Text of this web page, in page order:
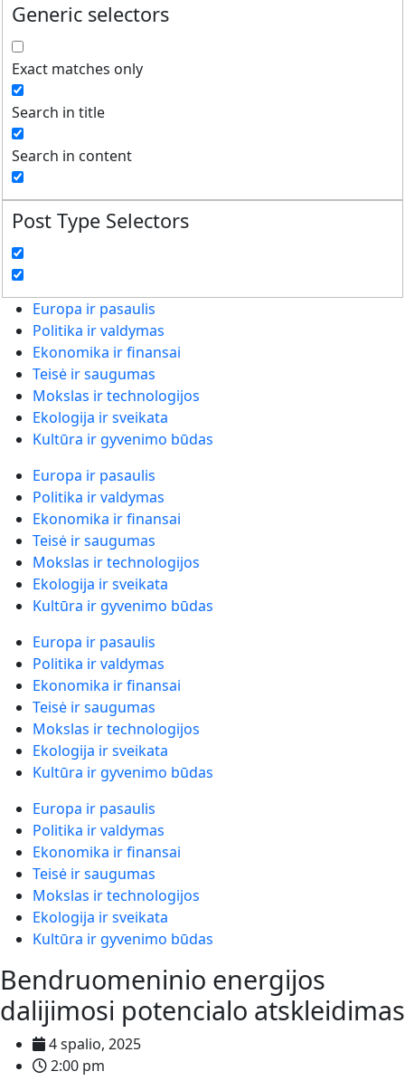
Generic selectors
Exact matches only
Search in title
Search in content
Post Type Selectors
Europa ir pasaulis
Politika ir valdymas
Ekonomika ir finansai
Teisė ir saugumas
Mokslas ir technologijos
Ekologija ir sveikata
Kultūra ir gyvenimo būdas
Europa ir pasaulis
Politika ir valdymas
Ekonomika ir finansai
Teisė ir saugumas
Mokslas ir technologijos
Ekologija ir sveikata
Kultūra ir gyvenimo būdas
Europa ir pasaulis
Politika ir valdymas
Ekonomika ir finansai
Teisė ir saugumas
Mokslas ir technologijos
Ekologija ir sveikata
Kultūra ir gyvenimo būdas
Europa ir pasaulis
Politika ir valdymas
Ekonomika ir finansai
Teisė ir saugumas
Mokslas ir technologijos
Ekologija ir sveikata
Kultūra ir gyvenimo būdas
Bendruomeninio energijos
dalijimosi potencialo atskleidimas
4 spalio, 2025
2:00 pm